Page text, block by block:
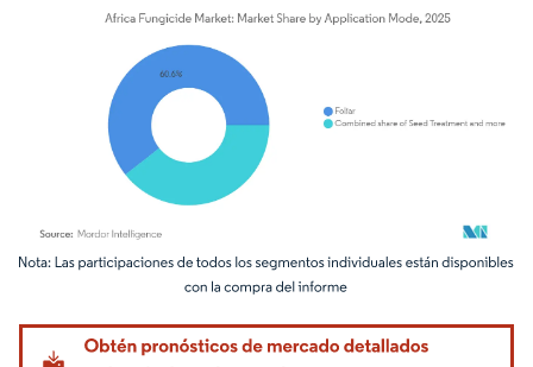
Imagen © Mordor Intelligence. El uso requiere atribución según CC BY 4.0.